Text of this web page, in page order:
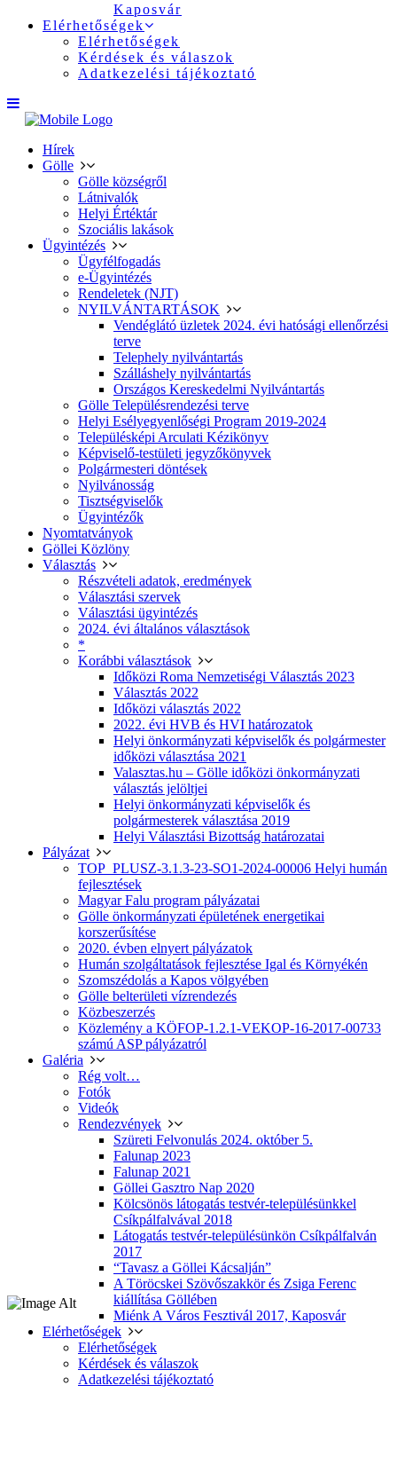
Kaposvár
Elérhetőségek
Elérhetőségek
Kérdések és válaszok
Adatkezelési tájékoztató
Hírek
Gölle
Gölle községről
Látnivalók
Helyi Értéktár
Szociális lakások
Ügyintézés
Ügyfélfogadás
e-Ügyintézés
Rendeletek (NJT)
NYILVÁNTARTÁSOK
Vendéglátó üzletek 2024. évi hatósági ellenőrzési
terve
Telephely nyilvántartás
Szálláshely nyilvántartás
Országos Kereskedelmi Nyilvántartás
Gölle Településrendezési terve
Helyi Esélyegyenlőségi Program 2019-2024
Településképi Arculati Kézikönyv
Képviselő-testületi jegyzőkönyvek
Polgármesteri döntések
Nyilvánosság
Tisztségviselők
Ügyintézők
Nyomtatványok
Göllei Közlöny
Választás
Részvételi adatok, eredmények
Választási szervek
Választási ügyintézés
2024. évi általános választások
*
Korábbi választások
Időközi Roma Nemzetiségi Választás 2023
Választás 2022
Időközi választás 2022
2022. évi HVB és HVI határozatok
Helyi önkormányzati képviselők és polgármester
időközi választása 2021
Valasztas.hu – Gölle időközi önkormányzati
választás jelöltjei
Helyi önkormányzati képviselők és
polgármesterek választása 2019
Helyi Választási Bizottság határozatai
Pályázat
TOP_PLUSZ-3.1.3-23-SO1-2024-00006 Helyi humán
fejlesztések
Magyar Falu program pályázatai
Gölle önkormányzati épületének energetikai
korszerűsítése
2020. évben elnyert pályázatok
Humán szolgáltatások fejlesztése Igal és Környékén
Szomszédolás a Kapos völgyében
Gölle belterületi vízrendezés
Közbeszerzés
Közlemény a KÖFOP-1.2.1-VEKOP-16-2017-00733
számú ASP pályázatról
Galéria
Rég volt…
Fotók
Videók
Rendezvények
Szüreti Felvonulás 2024. október 5.
Falunap 2023
Falunap 2021
Göllei Gasztro Nap 2020
Kölcsönös látogatás testvér-településünkkel
Csíkpálfalvával 2018
Látogatás testvér-településünkön Csíkpálfalván
2017
“Tavasz a Göllei Kácsalján”
A Töröcskei Szövőszakkör és Zsiga Ferenc
kiállítása Göllében
Miénk A Város Fesztivál 2017, Kaposvár
Elérhetőségek
Elérhetőségek
Kérdések és válaszok
Adatkezelési tájékoztató